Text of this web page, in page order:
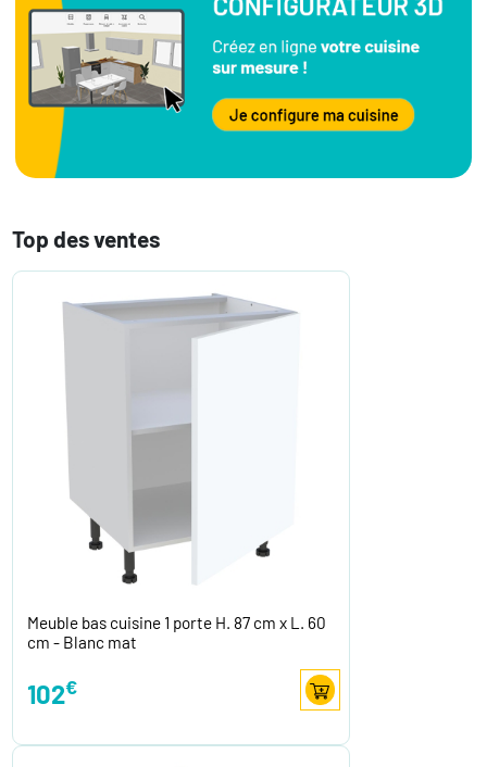
Top des ventes
Meuble bas cuisine 1 porte H. 87 cm x L. 60
cm - Blanc mat
102€